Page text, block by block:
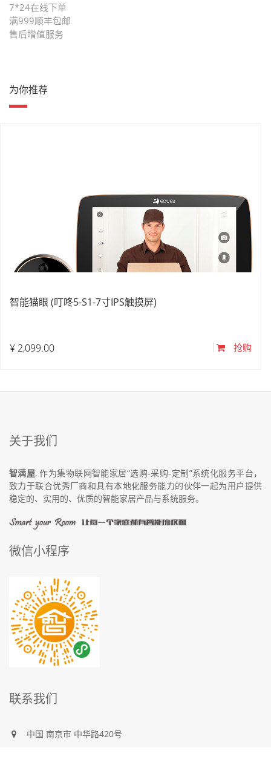
7*24在线下单
满999顺丰包邮
售后增值服务
为你推荐
智能猫眼 (叮咚5-S1-7寸IPS触摸屏)
¥ 2,099.00 抢购
关于我们
智满屋, 作为集物联网智能家居“选购-采购-定制”系统化服务平台，
致力于联合优秀厂商和具有本地化服务能力的伙伴一起为用户提供
稳定的、实用的、优质的智能家居产品与系统服务。
微信小程序
联系我们
中国 南京市 中华路420号